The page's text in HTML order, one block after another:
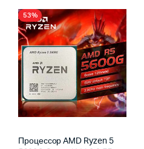
53%
Процессор AMD Ryzen 5